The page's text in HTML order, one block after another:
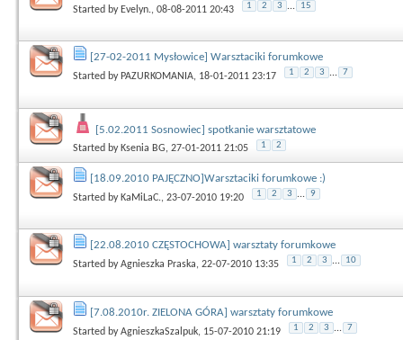
Started by Evelyn., 08-08-2011 20:43 1 2 3 ... 15
[27-02-2011 Mysłowice] Warsztaciki forumkowe
Started by PAZURKOMANIA, 18-01-2011 23:17 1 2 3 ... 7
[5.02.2011 Sosnowiec] spotkanie warsztatowe
Started by Ksenia BG, 27-01-2011 21:05 1 2
[18.09.2010 PAJĘCZNO]Warsztaciki forumkowe :)
Started by KaMiLaC., 23-07-2010 19:20 1 2 3 ... 9
[22.08.2010 CZĘSTOCHOWA] warsztaty forumkowe
Started byAgnieszka Praska, 22-07-2010 13:35 1 2 3 ... 10
[7.08.2010r. ZIELONA GÓRA] warsztaty forumkowe
Started byAgnieszkaSzalpuk, 15-07-2010 21:19 1 2 3 ... 7